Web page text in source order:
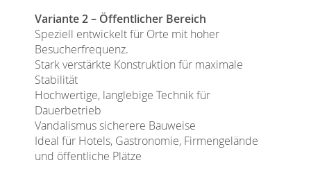
Variante 2 – Öffentlicher Bereich
Speziell entwickelt für Orte mit hoher
Besucherfrequenz.
Stark verstärkte Konstruktion für maximale
Stabilität
Hochwertige, langlebige Technik für
Dauerbetrieb
Vandalismus sicherere Bauweise
Ideal für Hotels, Gastronomie, Firmengelände
und öffentliche Plätze